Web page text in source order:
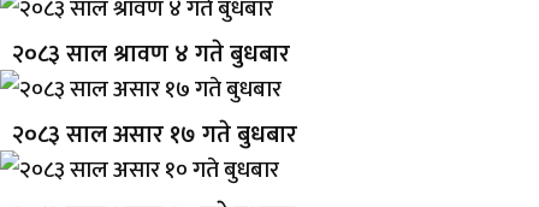
२०८३ साल श्रावण ४ गते बुधबार
२०८३ साल असार १७ गते बुधबार